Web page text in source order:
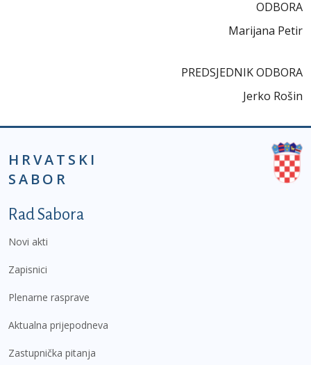
ODBORA
Marijana Petir
PREDSJEDNIK ODBORA
Jerko Rošin
HRVATSKI
SABOR
Podnožje prvi izbornik
Rad Sabora
Novi akti
Zapisnici
Plenarne rasprave
Aktualna prijepodneva
Zastupnička pitanja